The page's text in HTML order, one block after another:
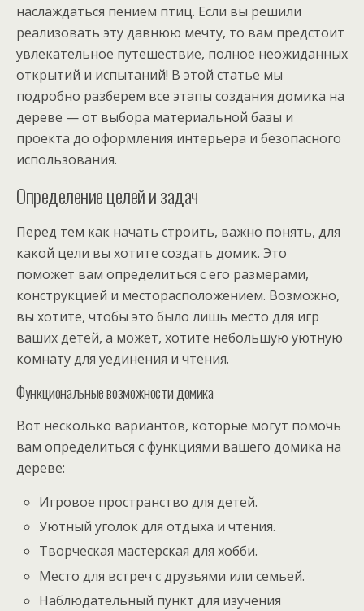
наслаждаться пением птиц. Если вы решили
реализовать эту давнюю мечту, то вам предстоит
увлекательное путешествие, полное неожиданных
открытий и испытаний! В этой статье мы
подробно разберем все этапы создания домика на
дереве — от выбора материальной базы и
проекта до оформления интерьера и безопасного
использования.
Определение целей и задач
Перед тем как начать строить, важно понять, для
какой цели вы хотите создать домик. Это
поможет вам определиться с его размерами,
конструкцией и месторасположением. Возможно,
вы хотите, чтобы это было лишь место для игр
ваших детей, а может, хотите небольшую уютную
комнату для уединения и чтения.
Функциональные возможности домика
Вот несколько вариантов, которые могут помочь
вам определиться с функциями вашего домика на
дереве:
Игровое пространство для детей.
Уютный уголок для отдыха и чтения.
Творческая мастерская для хобби.
Место для встреч с друзьями или семьей.
Наблюдательный пункт для изучения